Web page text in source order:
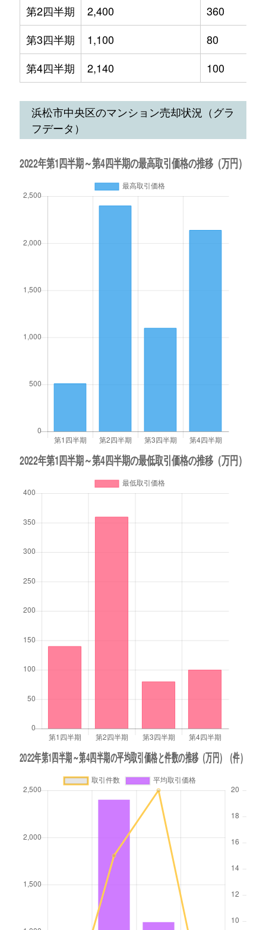
第2四半期 2,400
360
第3四半期
1,100
80
第4四半期
2,140 100
浜松市中央区のマンション売却状況（グラ
フデータ）